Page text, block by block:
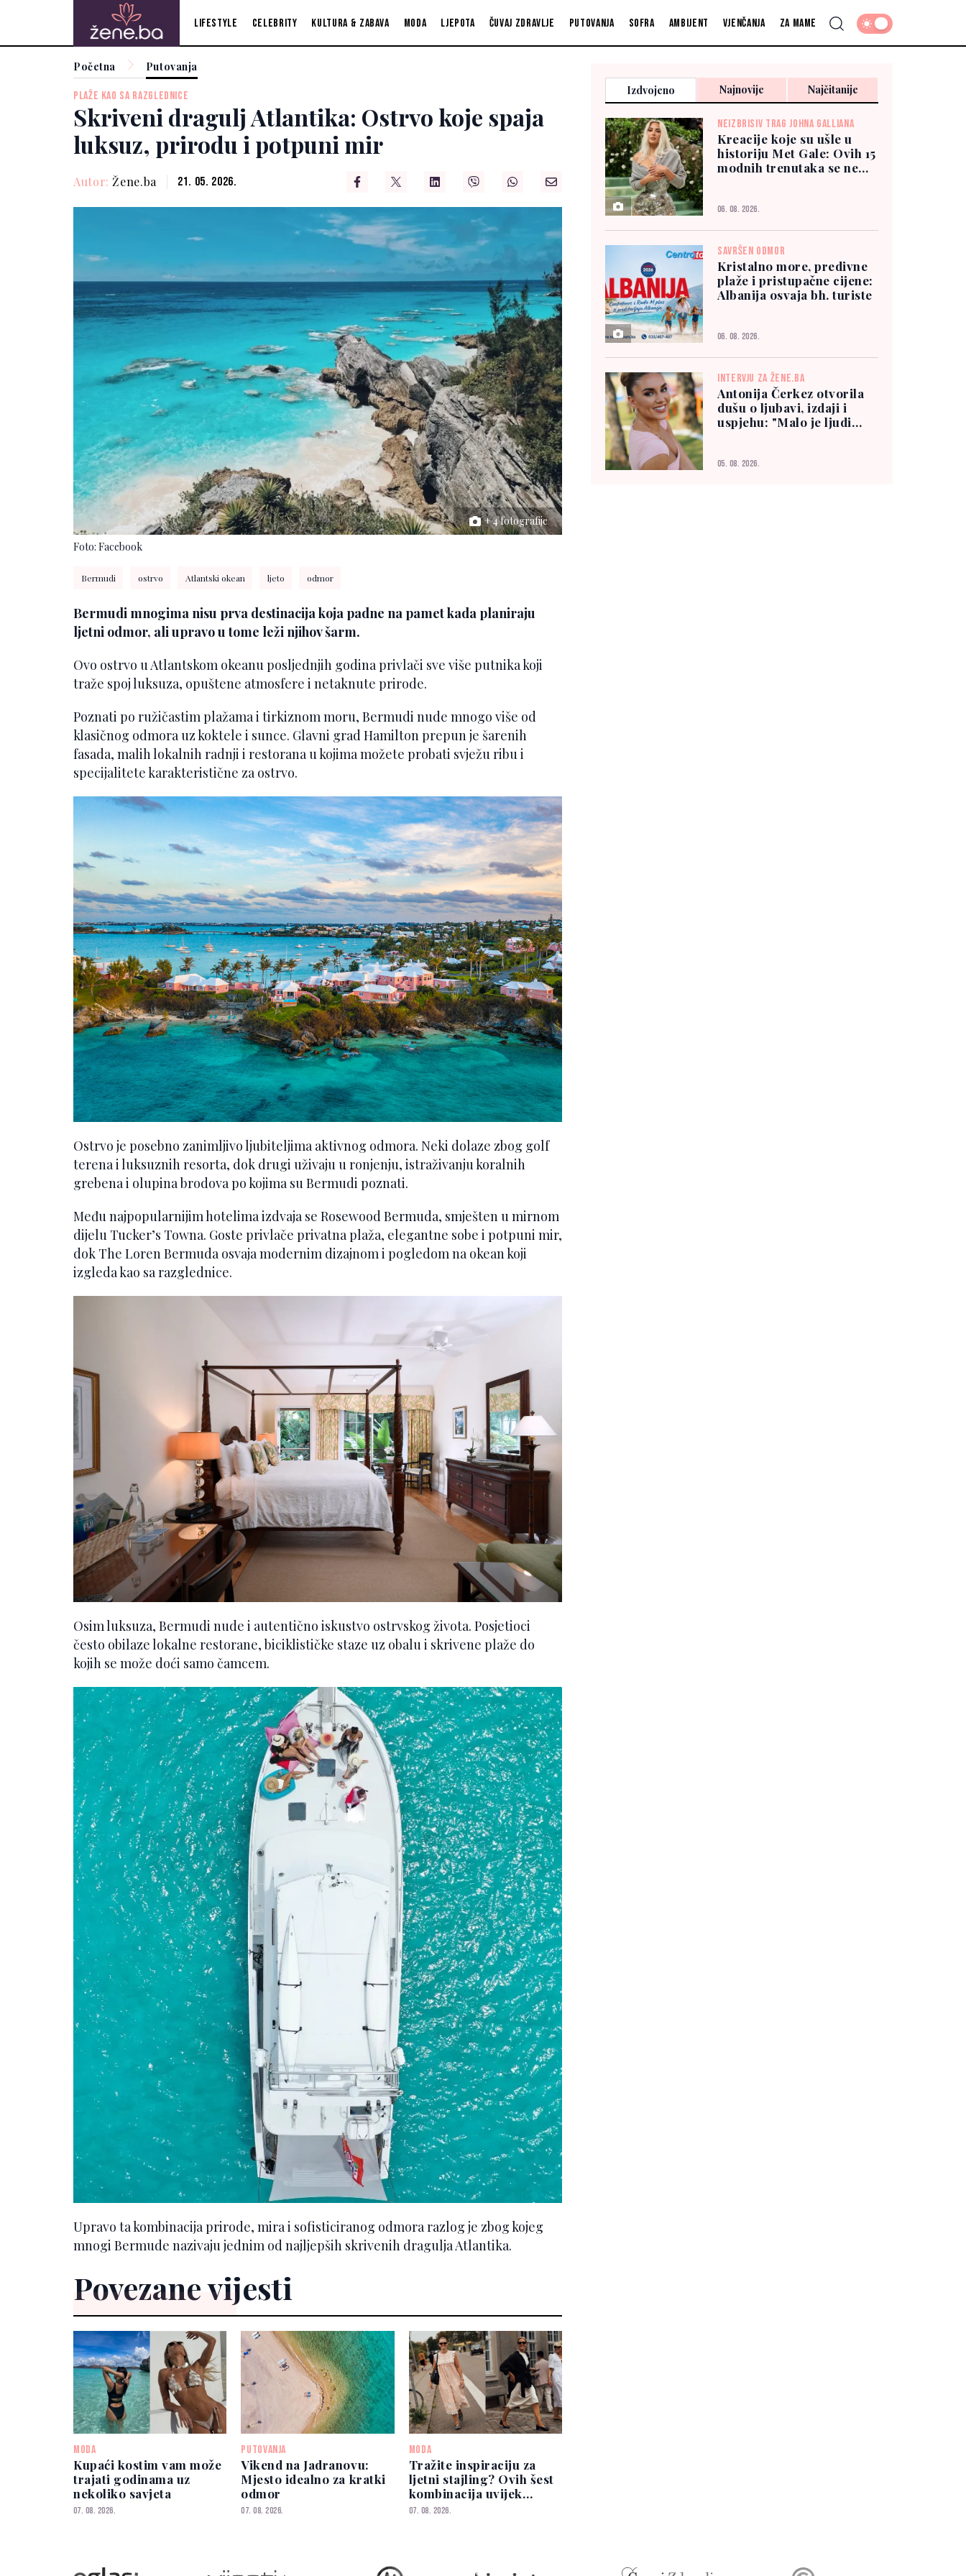
Lifestyle Celebrity Kultura & zabava Moda Ljepota Čuvaj zdravlje Putovanja Sofra Ambijent Vjenčanja Za mame
Početna Putovanja
PLAŽE KAO SA RAZGLEDNICE
Skriveni dragulj Atlantika: Ostrvo koje spaja
luksuz, prirodu i potpuni mir
Autor: Žene.ba 21. 05. 2026.
+ 4 fotografije
Foto: Facebook
Bermudi ostrvo Atlantski okean ljeto odmor
Bermudi mnogima nisu prva destinacija koja padne na pamet kada planiraju
ljetni odmor, ali upravo u tome leži njihov šarm.
Ovo ostrvo u Atlantskom okeanu posljednjih godina privlači sve više putnika koji
traže spoj luksuza, opuštene atmosfere i netaknute prirode.
Poznati po ružičastim plažama i tirkiznom moru, Bermudi nude mnogo više od
klasičnog odmora uz koktele i sunce. Glavni grad Hamilton prepun je šarenih
fasada, malih lokalnih radnji i restorana u kojima možete probati svježu ribu i
specijalitete karakteristične za ostrvo.
Ostrvo je posebno zanimljivo ljubiteljima aktivnog odmora. Neki dolaze zbog golf
terena i luksuznih resorta, dok drugi uživaju u ronjenju, istraživanju koralnih
grebena i olupina brodova po kojima su Bermudi poznati.
Među najpopularnijim hotelima izdvaja se Rosewood Bermuda, smješten u mirnom
dijelu Tucker’s Towna. Goste privlače privatna plaža, elegantne sobe i potpuni mir,
dok The Loren Bermuda osvaja modernim dizajnom i pogledom na okean koji
izgleda kao sa razglednice.
Osim luksuza, Bermudi nude i autentično iskustvo ostrvskog života. Posjetioci
često obilaze lokalne restorane, biciklističke staze uz obalu i skrivene plaže do
kojih se može doći samo čamcem.
Upravo ta kombinacija prirode, mira i sofisticiranog odmora razlog je zbog kojeg
mnogi Bermude nazivaju jednim od najljepših skrivenih dragulja Atlantika.
Povezane vijesti
MODA
Kupaći kostim vam može
trajati godinama uz
nekoliko savjeta
07. 08. 2026.
PUTOVANJA
Vikend na Jadranovu:
Mjesto idealno za kratki
odmor
07. 08. 2026.
MODA
Tražite inspiraciju za
ljetni stajling? Ovih šest
kombinacija uvijek
izgleda elegantno
07. 08. 2026.
Izdvojeno Najnovije Najčitanije
NEIZBRISIV TRAG JOHNA GALLIANA
Kreacije koje su ušle u
historiju Met Gale: Ovih 15
modnih trenutaka se ne
06. 08. 2026.
SAVRŠEN ODMOR
Kristalno more, predivne
plaže i pristupačne cijene:
Albanija osvaja bh. turiste
06. 08. 2026.
INTERVJU ZA ŽENE.BA
Antonija Čerkez otvorila
dušu o ljubavi, izdaji i
uspjehu: "Malo je ljudi
05. 08. 2026.